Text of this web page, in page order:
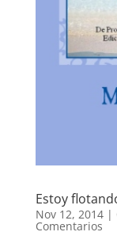
Estoy
Nov 12, 2014|
Comentarios